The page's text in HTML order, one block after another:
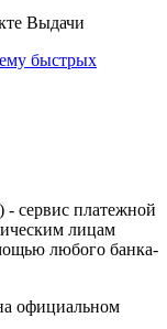
Выдачи
быстрых
сервис платежной
лицам
любого банка-
официальном